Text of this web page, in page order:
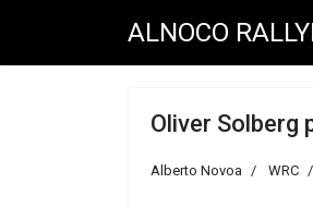
ALNOCO
Oliver Solberg
Alberto Novoa WRC